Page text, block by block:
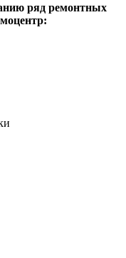
ряд ремонтных